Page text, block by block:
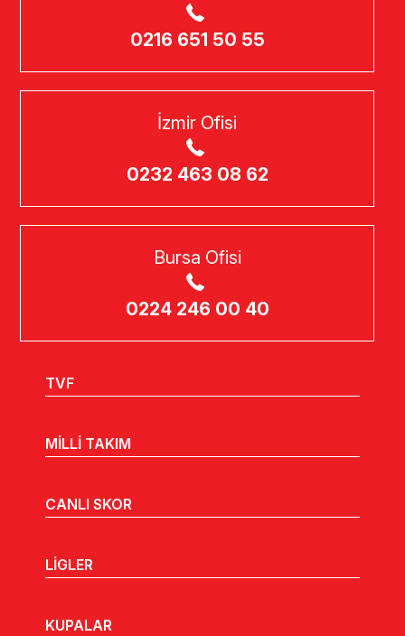
0216 651 50 55
İzmir Ofisi
0232 463 08 62
Bursa Ofisi
0224 246 00 40
TVF
MİLLİ TAKIM
CANLI SKOR
LİGLER
KUPALAR